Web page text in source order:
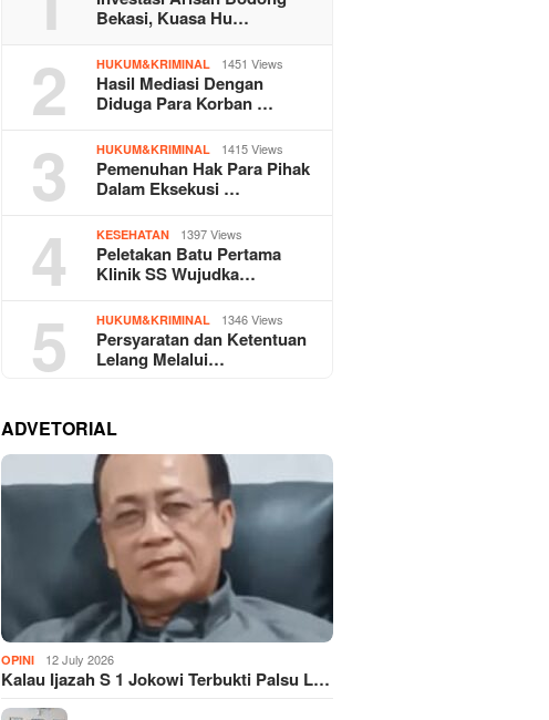
Bekasi, Kuasa Hu…
2 HUKUM&KRIMINAL 1451 Views
Hasil Mediasi Dengan
Diduga Para Korban …
3 HUKUM&KRIMINAL 1415 Views
Pemenuhan Hak Para Pihak
Dalam Eksekusi …
4 KESEHATAN 1397 Views
Peletakan Batu Pertama
Klinik SS Wujudka…
5 HUKUM&KRIMINAL 1346 Views
Persyaratan dan Ketentuan
Lelang Melalui…
ADVETORIAL
OPINI 12 July 2026
Kalau Ijazah S 1 Jokowi Terbukti Palsu L…